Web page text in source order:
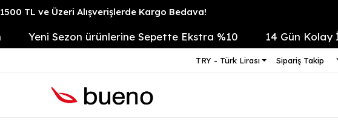
1500 TL ve Üzeri Alışverişlerde Kargo Bedava!
Yeni Sezon ürünlerine Sepette Ekstra %10 14 Gün Kolay İade
TRY - Türk Lirası Sipariş Takip